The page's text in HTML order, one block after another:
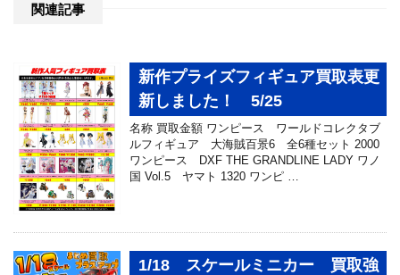
関連記事
新作プライズフィギュア買取表更
新しました！ 5/25
名称 買取金額 ワンピース ワールドコレクタブ
ルフィギュア 大海賊百景6 全6種セット 2000
ワンピース DXF THE GRANDLINE LADY ワノ
国 Vol.5 ヤマト 1320 ワンピ …
1/18 スケールミニカー 買取強